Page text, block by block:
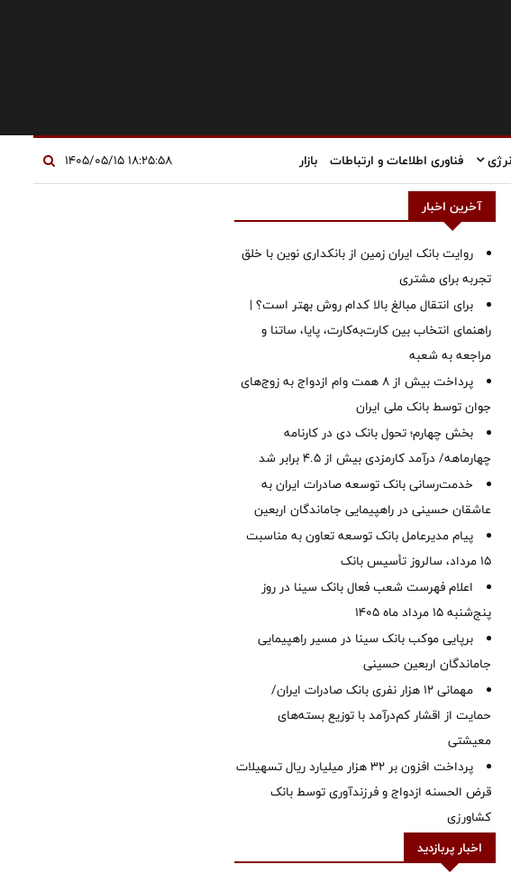
فناوری اطلاعات و ارتباطات بازار
آخرین اخبار
روایت بانک ایران زمین از بانکداری نوین با خلق
تجربه برای مشتری
برای انتقال مبالغ بالا کدام روش بهتر است؟ |
راهنمای انتخاب بین کارت‌به‌کارت، پایا، ساتنا و
مراجعه به شعبه
پرداخت بیش از ۸ همت وام ازدواج به زوج‌های
جوان توسط بانک ملی ایران
بخش چهارم؛ تحول بانک دی در کارنامه
چهارماهه/ درآمد کارمزدی بیش از ۴.۵ برابر شد
خدمت‌رسانی بانک توسعه صادرات ایران به
عاشقان حسینی در راهپیمایی جاماندگان اربعین
پیام مدیرعامل بانک توسعه تعاون به مناسبت
15 مرداد، سالروز تأسیس بانک
اعلام فهرست شعب فعال بانک سینا در روز
پنج‌شنبه 15 مرداد ماه 1405
برپایی موکب بانک سینا در مسیر راهپیمایی
جاماندگان اربعین حسینی
مهمانی ۱۲ هزار نفری بانک صادرات ایران/
حمایت از اقشار کم‌درآمد با توزیع بسته‌های
معیشتی
پرداخت افزون بر 32 هزار میلیارد ریال تسهیلات
قرض الحسنه ازدواج و فرزندآوری توسط بانک
کشاورزی
اخبار پربازدید